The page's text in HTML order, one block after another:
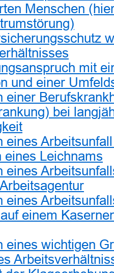
Menschen
mit
und einer
einer
bei
eines
eines Leichnams
eines
eines
einem
eines wichtigen